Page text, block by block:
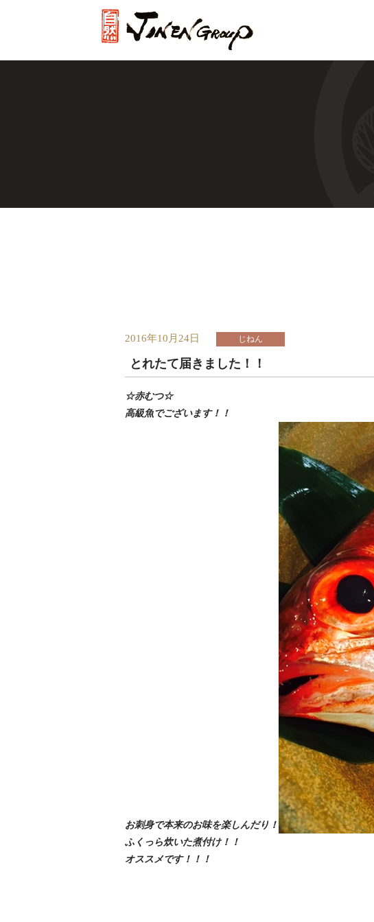
2016年10月24日 じねん
とれたて届きました！！
☆赤むつ☆
高級魚でございます！！
お刺身で本来のお味を楽しんだり！
ふくっら炊いた煮付け！！
オススメです！！！